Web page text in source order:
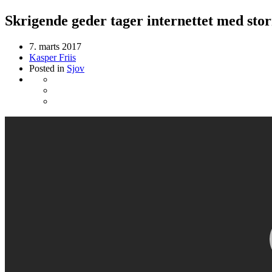
Skrigende geder tager internettet med
7. marts 2017
Kasper Friis
Posted in Sjov